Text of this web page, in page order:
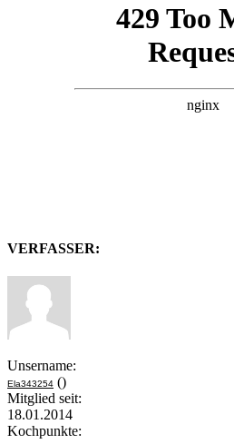
VERFASSER:
Unsername:
Ela343254 ()
Mitglied seit:
18.01.2014
Kochpunkte: